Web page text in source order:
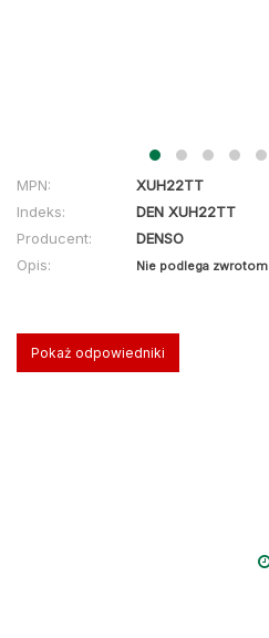
MPN:
XUH22TT
Indeks:
DEN XUH22TT
Producent:
DENSO
Opis:
Nie podlega zwrotom
Pokaż odpowiedniki